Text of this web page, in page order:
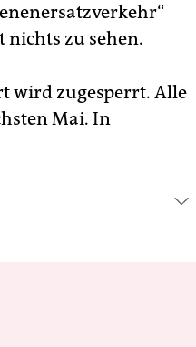
nichts zu sehen.
wird zugesperrt. Alle
Mai. In